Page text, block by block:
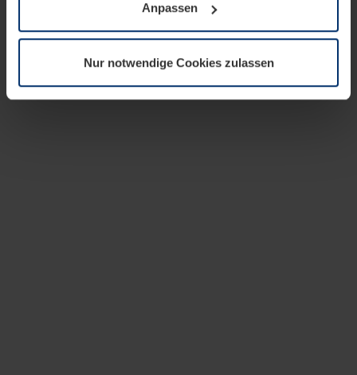
notwendig sind. Für alle anderen Cookie-Typen benötigen
wir Ihre Erlaubnis. Ihre Einwilligung können Sie jederzeit
Datenschutzerklärungunserer Website ändern oder
widerrufen.
Anpassen
Nur notwendige Cookies zulassen